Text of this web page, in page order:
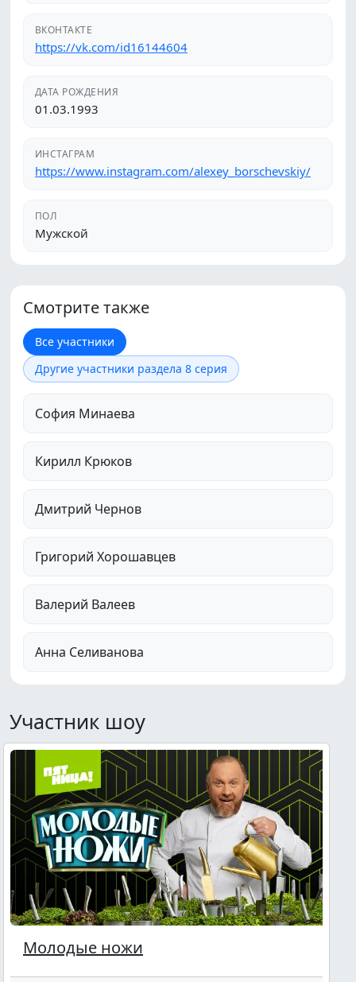
ВКОНТАКТЕ
https://vk.com/id16144604
ДАТА РОЖДЕНИЯ
01.03.1993
ИНСТАГРАМ
https://www.instagram.com/alexey_borschevskiy/
ПОЛ
Мужской
Смотрите также
Все участники
Другие участники раздела 8 серия
София Минаева
Кирилл Крюков
Дмитрий Чернов
Григорий Хорошавцев
Валерий Валеев
Анна Селиванова
Участник шоу
Молодые ножи